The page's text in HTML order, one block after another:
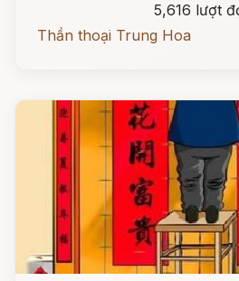
5,616 lượt
Thần thoại Trung Hoa